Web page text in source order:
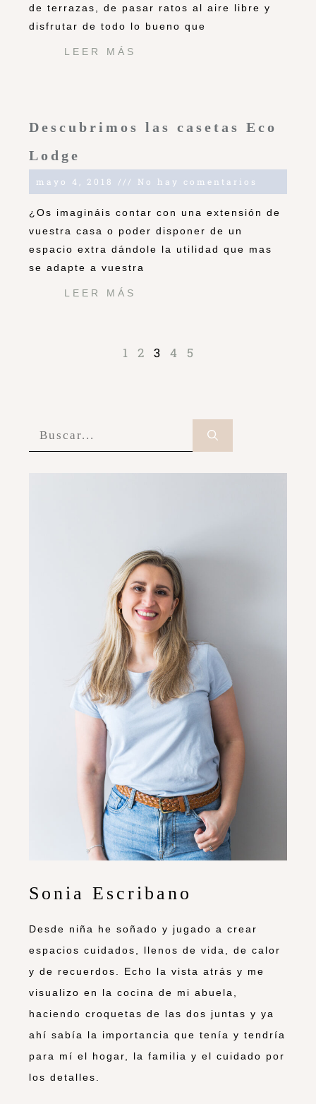
de terrazas, de pasar ratos al aire libre y
disfrutar de todo lo bueno que
LEER MÁS
Descubrimos las casetas Eco
Lodge
mayo 4, 2018 No hay comentarios
¿Os imagináis contar con una extensión de
vuestra casa o poder disponer de un
espacio extra dándole la utilidad que mas
se adapte a vuestra
LEER MÁS
1 2 3 4 5
Sonia Escribano
Desde niña he soñado y jugado a crear
espacios cuidados, llenos de vida, de calor
y de recuerdos. Echo la vista atrás y me
visualizo en la cocina de mi abuela,
haciendo croquetas de las dos juntas y ya
ahí sabía la importancia que tenía y tendría
para mí el hogar, la familia y el cuidado por
los detalles.